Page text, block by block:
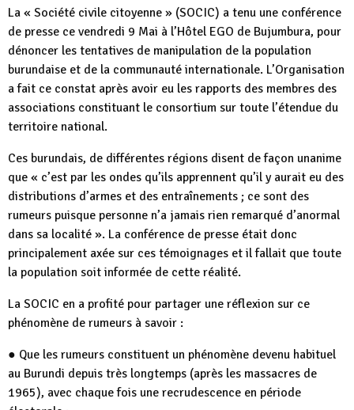
La « Société civile citoyenne » (SOCIC) a tenu une conférence
de presse ce vendredi 9 Mai à l’Hôtel EGO de Bujumbura, pour
dénoncer les tentatives de manipulation de la population
burundaise et de la communauté internationale. L’Organisation
a fait ce constat après avoir eu les rapports des membres des
associations constituant le consortium sur toute l’étendue du
territoire national.
Ces burundais, de différentes régions disent de façon unanime
que « c’est par les ondes qu’ils apprennent qu’il y aurait eu des
distributions d’armes et des entraînements ; ce sont des
rumeurs puisque personne n’a jamais rien remarqué d’anormal
dans sa localité ». La conférence de presse était donc
principalement axée sur ces témoignages et il fallait que toute
la population soit informée de cette réalité.
La SOCIC en a profité pour partager une réflexion sur ce
phénomène de rumeurs à savoir :
● Que les rumeurs constituent un phénomène devenu habituel
au Burundi depuis très longtemps (après les massacres de
1965), avec chaque fois une recrudescence en période